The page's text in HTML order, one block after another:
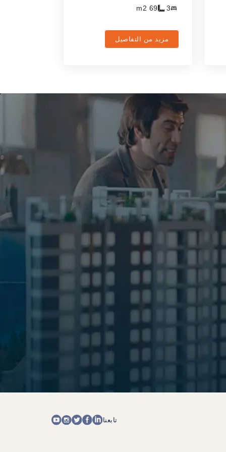
3
69
مزيد من التفاصيل
تابعنا